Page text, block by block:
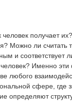
человек получает
Можно ли считать
и соответствует
Именно
любого
сфере, где
определяют